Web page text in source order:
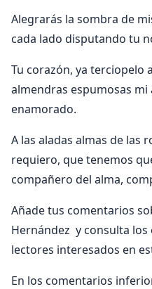
Alegrarás la sombra de
cada lado disputando tu
Tu corazón, ya terciopelo
almendras espumosas mi
enamorado.
A las aladas almas de las
requiero, que tenemos
compañero del alma,
Añade tus comentarios
Hernández y consulta
lectores interesados en
En los comentarios